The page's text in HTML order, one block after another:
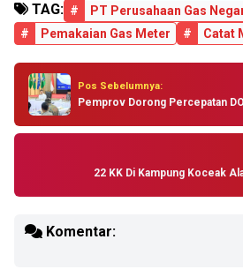
TAG: #
PT Perusahaan Gas
#
Pemakaian Gas Meter # Catat
Pos Sebelumnya:
Pemprov Dorong Percepatan
22 KK Di Kampung Koceak
Komentar: